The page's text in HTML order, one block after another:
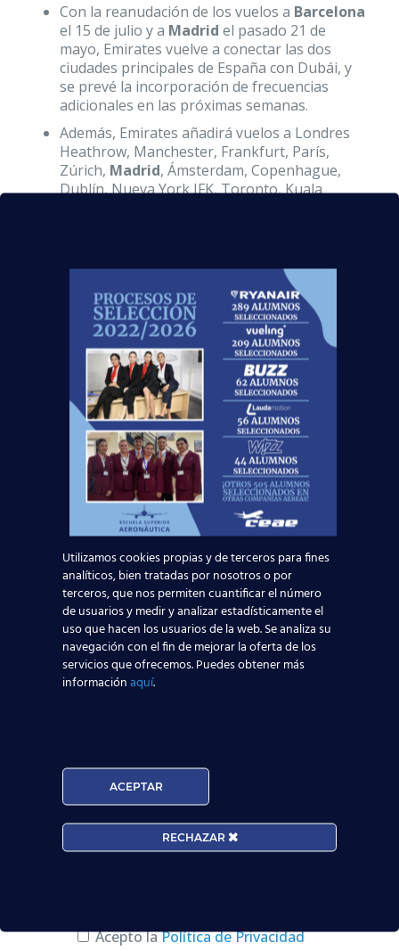
Con la reanudación de los vuelos a Barcelona
el 15 de julio y a Madrid el pasado 21 de
mayo, Emirates vuelve a conectar las dos
ciudades principales de España con Dubái, y
se prevé la incorporación de frecuencias
adicionales en las próximas semanas.
Además, Emirates añadirá vuelos a Londres
Heathrow, Manchester, Frankfurt, París,
Zúrich, Madrid, Ámsterdam, Copenhague,
Dublín, Nueva York JFK, Toronto, Kuala
más importantes de nuestro país. Si quieres
formar parte de él, ¡contacta con nosotros!
Estamos preparando nuestros
centros paranuevas promociones
de alumnos, siempre siguiendo los
consejos y medidas establecidas
por las autoridades médicas y
aeronáuticas.
Puedes contactar con nosotros a través de este
formulario:
Solicita información
Nombre*
Teléfono*
Edad*:
Centros*:
Acepto laPolítica de Privacidad
Utilizamos cookies propias y de terceros para fines
analíticos, bien tratadas por nosotros o por
terceros, que nos permiten cuantificar el número
de usuarios y medir y analizar estadísticamente el
uso que hacen los usuarios de la web. Se analiza su
navegación con el fin de mejorar la oferta de los
servicios que ofrecemos. Puedes obtener más
informaciónaquí.
ACEPTAR
RECHAZAR